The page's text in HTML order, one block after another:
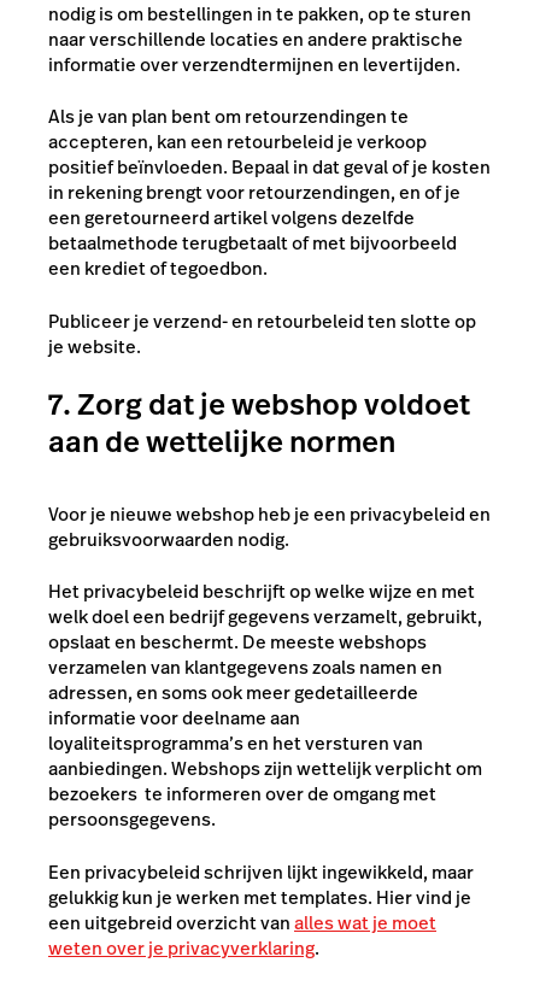
nodig is om bestellingen in te pakken, op te sturen
naar verschillende locaties en andere praktische
informatie over verzendtermijnen en levertijden.
Als je van plan bent om retourzendingen te
accepteren, kan een retourbeleid je verkoop
positief beïnvloeden. Bepaal in dat geval of je kosten
in rekening brengt voor retourzendingen, en of je
een geretourneerd artikel volgens dezelfde
betaalmethode terugbetaalt of met bijvoorbeeld
een krediet of tegoedbon.
Publiceer je verzend- en retourbeleid ten slotte op
je website.
7. Zorg dat je webshop voldoet
aan de wettelijke normen
Voor je nieuwe webshop heb je een privacybeleid en
gebruiksvoorwaarden nodig.
Het privacybeleid beschrijft op welke wijze en met
welk doel een bedrijf gegevens verzamelt, gebruikt,
opslaat en beschermt. De meeste webshops
verzamelen van klantgegevens zoals namen en
adressen, en soms ook meer gedetailleerde
informatie voor deelname aan
loyaliteitsprogramma’s en het versturen van
aanbiedingen. Webshops zijn wettelijk verplicht om
bezoekers te informeren over de omgang met
persoonsgegevens.
Een privacybeleid schrijven lijkt ingewikkeld, maar
gelukkig kun je werken met templates. Hier vind je
een uitgebreid overzicht vanalles wat je moet
weten over je privacyverklaring.